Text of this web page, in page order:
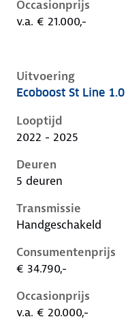
Occasionprijs
v.a. € 21.000,-
Uitvoering
Ford Focus iv-1e-
Ecoboost St Line 1.0
Looptijd
2022 - 2025
Deuren
5 deuren
Transmissie
Handgeschakeld
Consumentenprijs
€ 34.790,-
Occasionprijs
v.a. € 20.000,-